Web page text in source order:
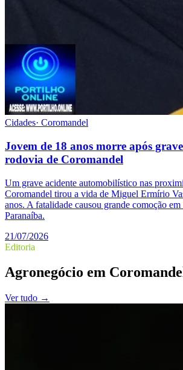
Cidades· Coromandel
Jovem de 18 anos morre após
rodovia de Coromandel
Um grave acidente automobilístico nas
Coromandel tirou a vida de Miguel Ermírio
anos. A fatalidade causou grande comoção
Paranaíba.
21/07/2026
Editoria
Agronegócio em
Ver tudo →